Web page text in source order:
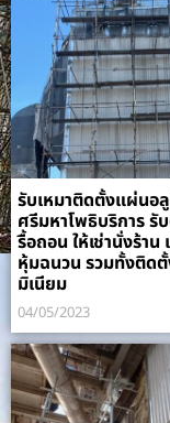
รับเหมาติดตั้งแผ่นอ
ศรีมหาโพธิบริการ รั
รื้อถอน ให้เช่านั่งร้าน
หุ้มฉนวน รวมทั้งติด
มิเนียม
04/05/2023